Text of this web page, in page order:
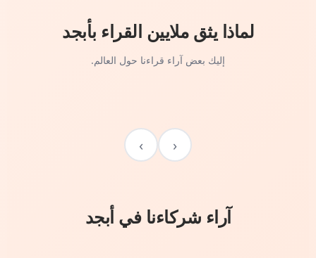
لماذا يثق ملايين القراء بأبجد
إليك بعض آراء قراءنا حول العالم.
‹
›
آراء شركاءنا في أبجد